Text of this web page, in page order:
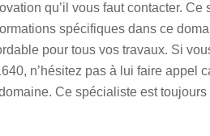
qu’il vous faut contacter. Ce
spécifiques dans ce
pour tous vos travaux. Si
n’hésitez pas à lui faire appel
Ce spécialiste est toujours